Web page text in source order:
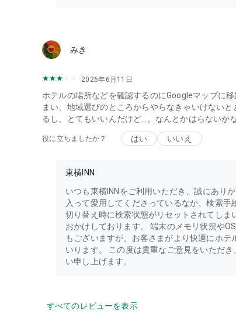
みき
2026年6月11日
ホテルの場所などを確認するのにGoogleマップに
まい、地域選びのところからやらなきゃいけない
るし、とてもいいんだけど…。なんとかはらないか
役に立ちましたか？ はい いいえ
東横INN
いつも東横INNをご利用いただき、誠にあり
入って愛用してくださっているなか、検索
切り替え時に検索状態がリセットされてし
おかけしております。 端末のメモリ状況や
もございますが、お客さまがより快適にホ
いります。 この度は貴重なご意見をいただ
い申し上げます。
すべてのレビューを表示